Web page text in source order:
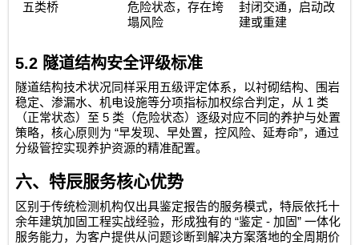
五类桥
危险状态，存在垮
塌风险
封闭交通，启动改
建或重建
5.2 隧道结构安全评级标准
隧道结构技术状况同样采用五级评定体系，以衬砌结构、围岩
稳定、渗漏水、机电设施等分项指标加权综合判定，从 1 类
（正常状态）至 5 类（危险状态）逐级对应不同的养护与处置
策略，核心原则为 “早发现、早处置，控风险、延寿命”，通过
分级管控实现养护资源的精准配置。
六、特辰服务核心优势
区别于传统检测机构仅出具鉴定报告的服务模式，特辰依托十
余年建筑加固工程实战经验，形成独有的 “鉴定 -加固”一体化
服务能力，为客户提供从问题诊断到解决方案落地的全周期价